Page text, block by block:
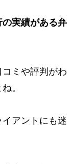
実績がある弁
ミや評判がわ
。
イアントにも迷